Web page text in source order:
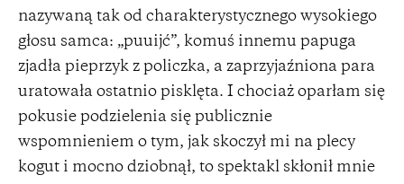
nazywaną tak od charakterystycznego wysokiego
głosu samca: „puuijć”, komuś innemu papuga
zjadła pieprzyk z policzka, a zaprzyjaźniona para
uratowała ostatnio pisklęta. I chociaż oparłam się
pokusie podzielenia się publicznie
wspomnieniem o tym, jak skoczył mi na plecy
kogut i mocno dziobnął, to spektakl skłonił mnie